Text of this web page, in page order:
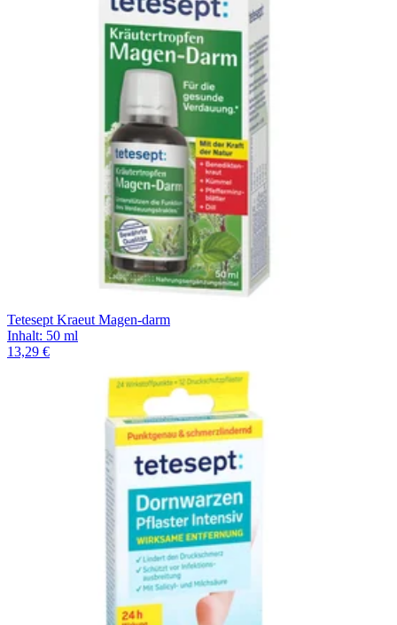
Tetesept Kraeut Magen-darm
Inhalt: 50 ml
13,29 €